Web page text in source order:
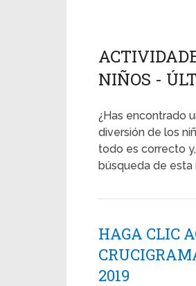
NIÑOS -
¿Has encontrado
diversión de los
todo es correcto
búsqueda de esta
HAGA CLIC
2019